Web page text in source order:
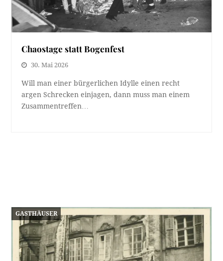
Chaostage statt Bogenfest
30. Mai 2026
Will man einer bürgerlichen Idylle einen recht
argen Schrecken einjagen, dann muss man einem
Zusammentreffen…
GASTHÄUSER